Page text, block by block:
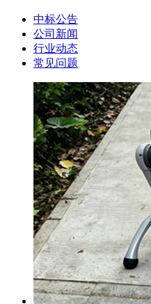
中标公告
公司新闻
行业动态
常见问题